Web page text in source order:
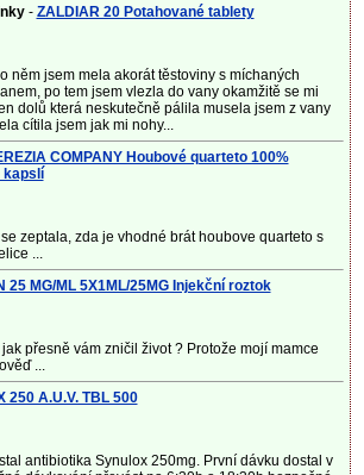
- ZALDIAR 20 Potahované tablety
něm jsem mela akorát těstoviny s míchaných
po tem jsem vlezla do vany okamžitě se mi
dolů která neskutečně pálila musela jsem z vany
cítila jsem jak mi nohy...
COMPANY Houbové quarteto 100%
kapslí
zeptala, zda je vhodné brát houbove quarteto s
...
25 MG/ML 5X1ML/25MG Injekční roztok
přesně vám zničil život ? Protože mojí mamce
...
250 A.U.V. TBL 500
antibiotika Synulox 250mg. První dávku dostal v